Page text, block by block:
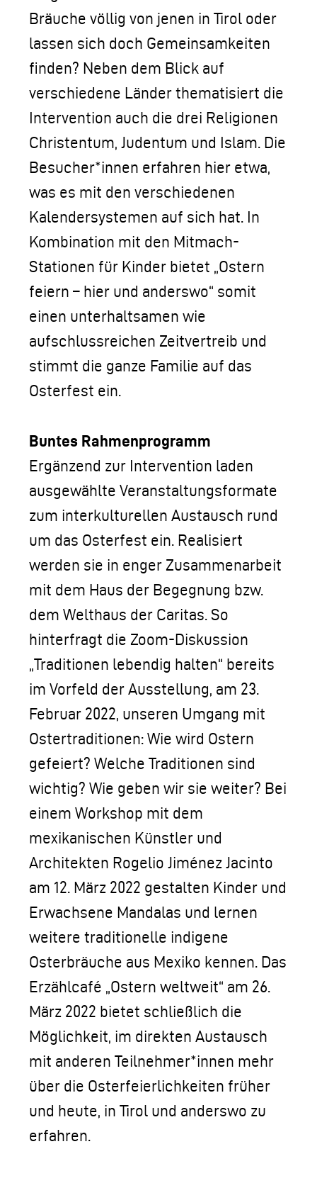
Bräuche völlig von jenen in Tirol oder
lassen sich doch Gemeinsamkeiten
finden? Neben dem Blick auf
verschiedene Länder thematisiert die
Intervention auch die drei Religionen
Christentum, Judentum und Islam. Die
Besucher*innen erfahren hier etwa,
was es mit den verschiedenen
Kalendersystemen auf sich hat. In
Kombination mit den Mitmach-
Stationen für Kinder bietet „Ostern
feiern – hier und anderswo“ somit
einen unterhaltsamen wie
aufschlussreichen Zeitvertreib und
stimmt die ganze Familie auf das
Osterfest ein.
Buntes Rahmenprogramm
Ergänzend zur Intervention laden
ausgewählte Veranstaltungsformate
zum interkulturellen Austausch rund
um das Osterfest ein. Realisiert
werden sie in enger Zusammenarbeit
mit dem Haus der Begegnung bzw.
dem Welthaus der Caritas. So
hinterfragt die Zoom-Diskussion
„Traditionen lebendig halten“ bereits
im Vorfeld der Ausstellung, am 23.
Februar 2022, unseren Umgang mit
Ostertraditionen: Wie wird Ostern
gefeiert? Welche Traditionen sind
wichtig? Wie geben wir sie weiter? Bei
einem Workshop mit dem
mexikanischen Künstler und
Architekten Rogelio Jiménez Jacinto
am 12. März 2022 gestalten Kinder und
Erwachsene Mandalas und lernen
weitere traditionelle indigene
Osterbräuche aus Mexiko kennen. Das
Erzählcafé „Ostern weltweit“ am 26.
März 2022 bietet schließlich die
Möglichkeit, im direkten Austausch
mit anderen Teilnehmer*innen mehr
über die Osterfeierlichkeiten früher
und heute, in Tirol und anderswo zu
erfahren.